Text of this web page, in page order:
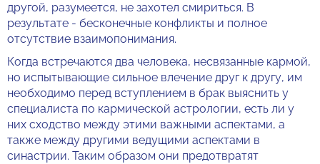
другой, разумеется, не захотел смириться. В
результате - бесконечные конфликты и полное
отсутствие взаимопонимания.
Когда встречаются два человека, несвязанные кармой,
но испытывающие сильное влечение друг к другу, им
необходимо перед вступлением в брак выяснить у
специалиста по кармической астрологии, есть ли у
них сходство между этими важными аспектами, а
также между другими ведущими аспектами в
синастрии. Таким образом они предотвратят